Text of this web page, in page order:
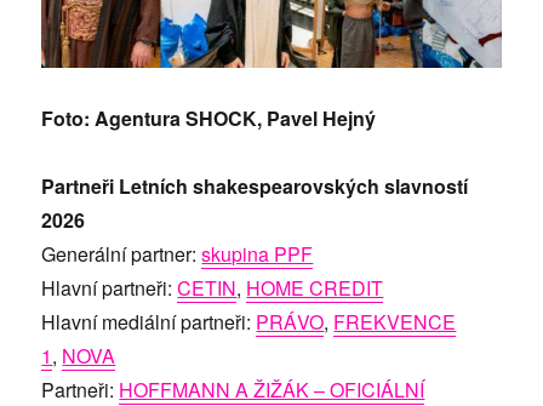
Foto: Agentura SHOCK, Pavel Hejný
Partneři Letních shakespearovských slavností
2026
Generální partner:skupina PPF
Hlavní partneři:CETIN, HOME CREDIT
Hlavní mediální partneři: PRÁVO, FREKVENCE
1, NOVA
Partneři: HOFFMANN A ŽIŽÁK – OFICIÁLNÍ